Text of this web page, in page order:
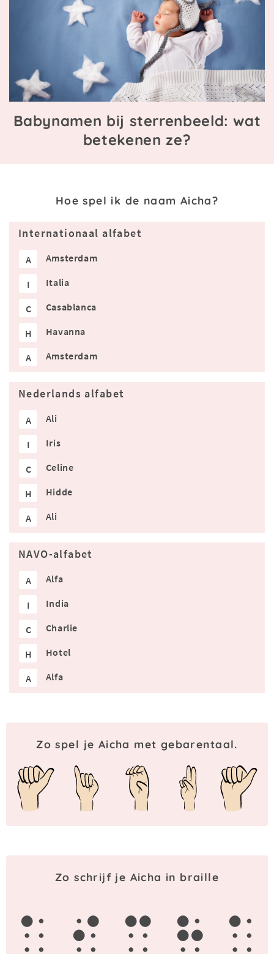
Babynamen bij sterrenbeeld: wat
betekenen ze?
Hoe spel ik de naam Aicha?
Internationaal alfabet
A Amsterdam
I Italia
C Casablanca
H Havanna
A Amsterdam
Nederlands alfabet
A Ali
I Iris
C Celine
H Hidde
A Ali
NAVO-alfabet
A Alfa
I India
C Charlie
H Hotel
A Alfa
Zo spel je Aicha met gebarentaal.
Zo schrijf je Aicha in braille